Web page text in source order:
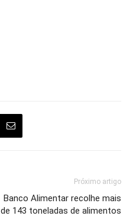
Próximo artigo
Banco Alimentar recolhe mais
de 143 toneladas de alimentos